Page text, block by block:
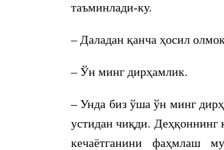
таъминлади-ку.
– Даладан қанча ҳосил
– Ўн минг дирҳамлик.
– Унда биз ўша ўн минг
устидан чиқди. Деҳқоннинг
кечаётганини фаҳмлаш